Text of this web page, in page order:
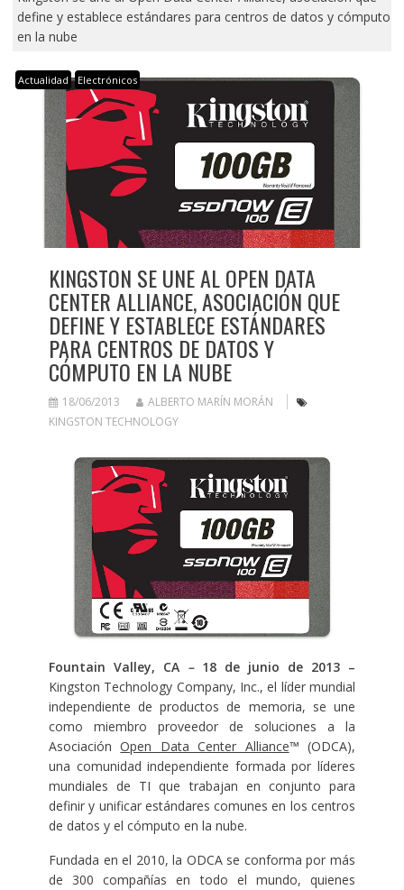
define y establece estándares para centros de datos y cómputo
en la nube
Actualidad Electrónicos
KINGSTON SE UNE AL OPEN DATA
CENTER ALLIANCE, ASOCIACIÓN QUE
DEFINE Y ESTABLECE ESTÁNDARES
PARA CENTROS DE DATOS Y
CÓMPUTO EN LA NUBE
18/06/2013
ALBERTO MARÍN MORÁN
KINGSTON TECHNOLOGY
Fountain Valley, CA – 18 de junio de 2013 –
Kingston Technology Company, Inc., el líder mundial
independiente de productos de memoria, se une
como miembro proveedor de soluciones a la
AsociaciónOpen Data Center Alliance™ (ODCA),
una comunidad independiente formada por líderes
mundiales de TI que trabajan en conjunto para
definir y unificar estándares comunes en los centros
de datos y el cómputo en la nube.
Fundada en el 2010, la ODCA se conforma por más
de 300 compañías en todo el mundo, quienes